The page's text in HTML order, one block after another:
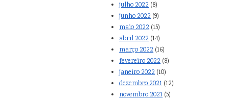
julho 2022 (8)
junho 2022 (9)
maio 2022 (15)
abril 2022 (14)
março 2022 (16)
fevereiro 2022 (8)
janeiro 2022 (10)
dezembro 2021 (12)
novembro 2021 (5)